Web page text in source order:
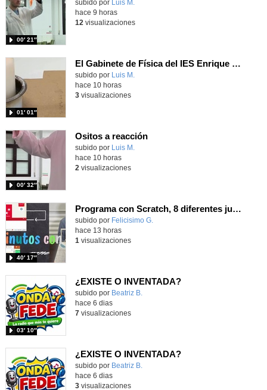
Contenido educativo.
subido por Luis M.
00′ 21″
hace 9 horas
12 visualizaciones
El Gabinete de Física del IES Enrique Tierno Galván de Parla (Curso 25-26)
Contenido educativo.
subido por Luis M.
01′ 01″
hace 10 horas
3visualizaciones
Ositos a reacción
Contenido educativo.
subido por Luis M.
00′ 32″
hace 10 horas
2 visualizaciones
Programa con Scratch, 8 diferentes juegos para vivir la emoción de los partidos de España en el mundial 2026
Contenido educativo.
subido por Felicisimo G.
40′ 17″
hace 13 horas
1 visualizaciones
¿EXISTE O INVENTADA?
Contenido educativo.
subido por Beatriz B.
03′ 10″
hace 6 dias
7visualizaciones
¿EXISTE O INVENTADA?
Contenido educativo.
subido por Beatriz B.
hace 6 dias
3visualizaciones